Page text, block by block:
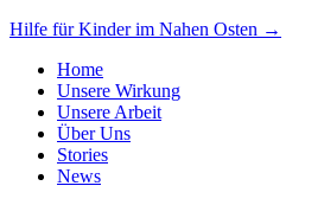
Hilfe für Kinder im Nahen Osten →
Home
Unsere Wirkung
Unsere Arbeit
Über Uns
Stories
News